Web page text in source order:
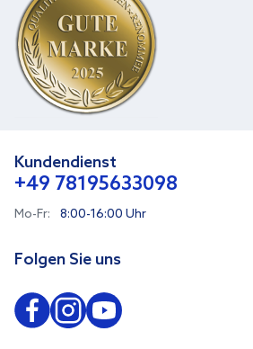
Kundendienst
+49 78195633098
Mo-Fr: 8:00-16:00 Uhr
Folgen Sie uns